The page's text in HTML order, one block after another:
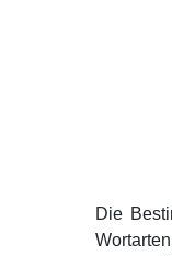
Die